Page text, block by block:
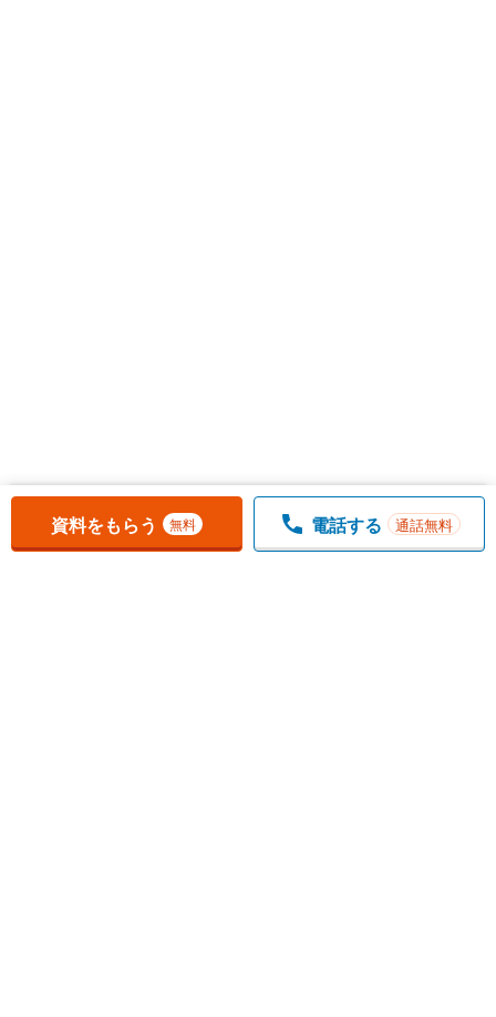
お気に入りに追加しました。 一覧を開く
資料をもらう 無料 電話する 通話無料